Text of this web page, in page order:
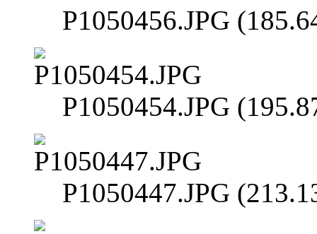
P1050456.JPG
P1050454.JPG
P1050447.JPG